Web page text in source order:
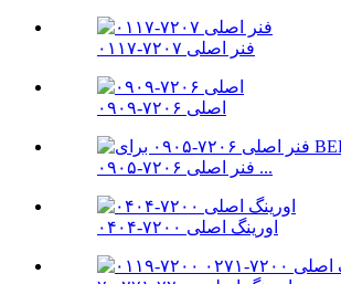
فنر اصلی ۷۲۰۷-۰۱۱۷
اصلی ۷۲۰۶-۰۹۰۹
فنر اصلی ۷۲۰۶-۰۹۰۵ ...
اورینگ اصلی ۷۲۰۰-۰۴۰۴